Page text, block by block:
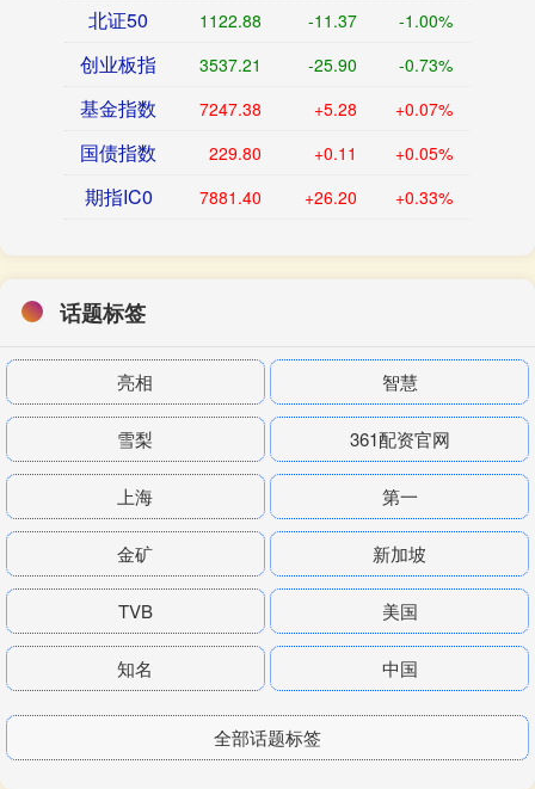
北证50 1122.88 -11.37 -1.00%
创业板指 3537.21 -25.90 -0.73%
基金指数 7247.38 +5.28 +0.07%
国债指数 229.80 +0.11 +0.05%
期指IC0 7881.40 +26.20 +0.33%
话题标签
亮相 智慧
雪梨 361配资官网
上海 第一
金矿 新加坡
TVB 美国
知名 中国
全部话题标签